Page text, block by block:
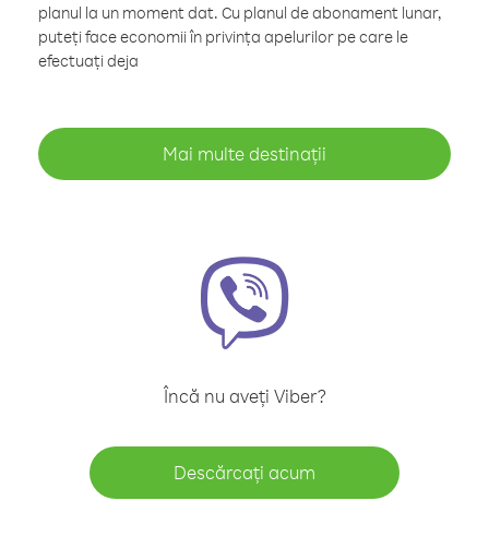
planul la un moment dat. Cu planul de abonament lunar,
puteți face economii în privința apelurilor pe care le
efectuați deja
Mai multe destinații
Încă nu aveți Viber?
Descărcați acum